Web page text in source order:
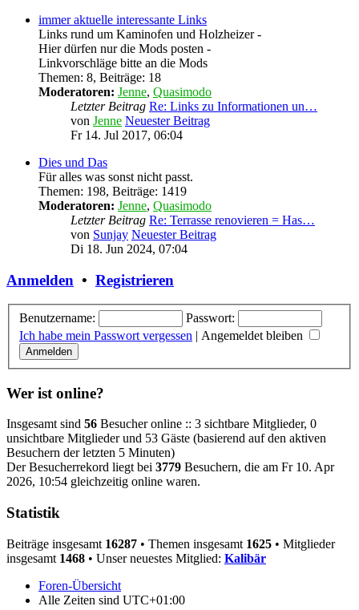
immer aktuelle interessante Links
Links rund um Kaminofen und Holzheizer -
Hier dürfen nur die Mods posten -
Linkvorschläge bitte an die Mods
Themen: 8, Beiträge: 18
Moderatoren: Jenne, Quasimodo
Letzter Beitrag Re: Links zu Informationen un…
von Jenne Neuester Beitrag
Fr 14. Jul 2017, 06:04
Dies und Das
Für alles was sonst nicht passt.
Themen: 198, Beiträge: 1419
Moderatoren: Jenne, Quasimodo
Letzter Beitrag Re: Terrasse renovieren = Has…
von Sunjay Neuester Beitrag
Di 18. Jun 2024, 07:04
Anmelden • Registrieren
Benutzername:
Passwort:
Ich habe mein Passwort vergessen | Angemeldet bleiben
Wer ist online?
Insgesamt sind 56 Besucher online :: 3 sichtbare Mitglieder, 0
unsichtbare Mitglieder und 53 Gäste (basierend auf den aktiven
Besuchern der letzten 5 Minuten)
Der Besucherrekord liegt bei 3779 Besuchern, die am Fr 10. Apr
2026, 10:54 gleichzeitig online waren.
Statistik
Beiträge insgesamt 16287 • Themen insgesamt 1625 • Mitglieder
insgesamt 1468 • Unser neuestes Mitglied: Kalibär
Foren-Übersicht
Alle Zeiten sind UTC+01:00